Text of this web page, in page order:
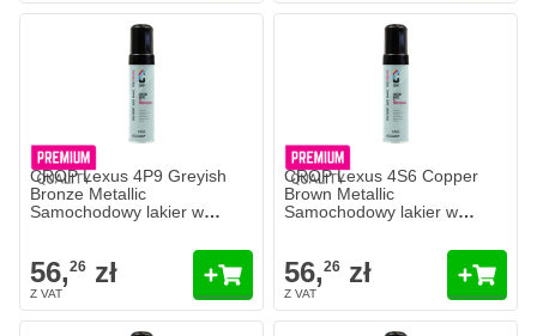
CROP Lexus 4P9 Greyish
Bronze Metallic
Samochodowy lakier w
56,26 zł
CROP Lexus 4S6 Copper
Brown Metallic
Samochodowy lakier w
56,26 zł